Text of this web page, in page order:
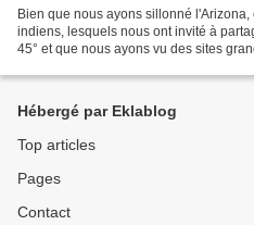
Bien que nous ayons sillonné
indiens, lesquels nous ont invité à
45° et que nous ayons vu des sites
Hébergé par Eklablog
Top articles
Pages
Contact